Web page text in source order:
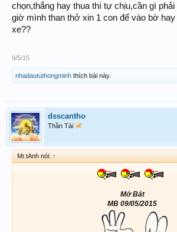
chọn,thắng hay thua thì tự chịu,cần gì
giờ mình than thở xin 1 con để vào bờ
xe??
9/5/15
nhadaututhongminh thích bài này.
dsscantho
Thần Tài
Mr.tAnh nói: ↑
Mở Bát
MB 09/05/2015